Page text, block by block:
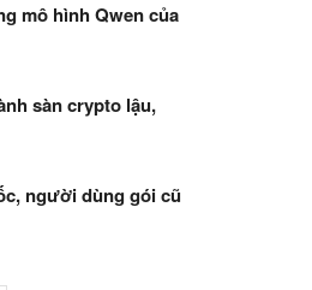
mô hình Qwen của
sàn crypto lậu,
người dùng gói cũ